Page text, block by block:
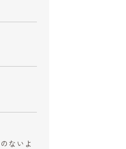
ないよ